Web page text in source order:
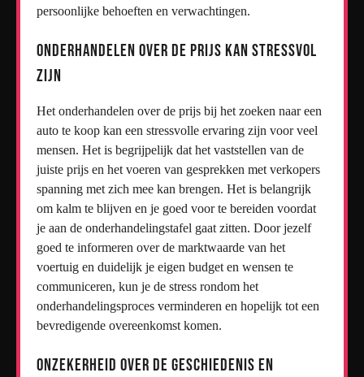
persoonlijke behoeften en verwachtingen.
Onderhandelen over de prijs kan stressvol
zijn
Het onderhandelen over de prijs bij het zoeken naar een
auto te koop kan een stressvolle ervaring zijn voor veel
mensen. Het is begrijpelijk dat het vaststellen van de
juiste prijs en het voeren van gesprekken met verkopers
spanning met zich mee kan brengen. Het is belangrijk
om kalm te blijven en je goed voor te bereiden voordat
je aan de onderhandelingstafel gaat zitten. Door jezelf
goed te informeren over de marktwaarde van het
voertuig en duidelijk je eigen budget en wensen te
communiceren, kun je de stress rondom het
onderhandelingsproces verminderen en hopelijk tot een
bevredigende overeenkomst komen.
Onzekerheid over de geschiedenis en